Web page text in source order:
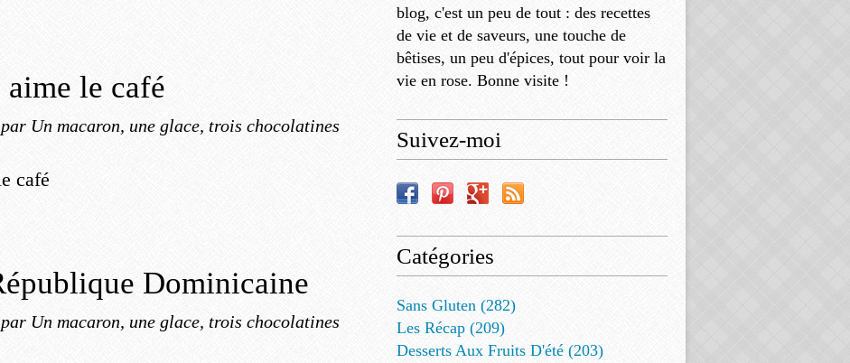
le café
par Un macaron, une glace, trois chocolatines
Dominicaine
par Un macaron, une glace, trois chocolatines
blog, c'est un peu de tout : des recettes
de vie et de saveurs, une touche de
bêtises, un peu d'épices, tout pour voir la
vie en rose. Bonne visite !
Suivez-moi
Catégories
Sans Gluten (282)
Les Récap (209)
Desserts Aux Fruits D'été (203)